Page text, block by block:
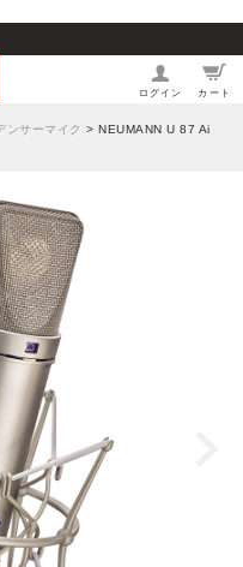
ログイン カート
ンサーマイク > NEUMANN U 87 Ai